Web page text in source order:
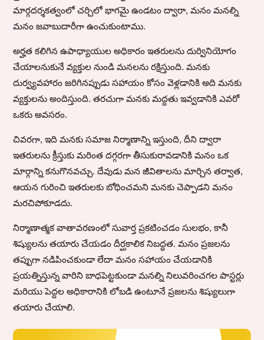
మార్గదర్శకత్వంలో చర్చిలో భాగమై ఉండటం ద్వారా, మనం మనల్ని
మనం జవాబుదారీగా ఉంచుకుంటాము.
అర్హత కలిగిన ఉపాధ్యాయుల అధికారం ఇతరులను దుర్వినియోగం
చేయాలనుకునే వ్యక్తుల నుండి మనలను రక్షిస్తుంది. మనకు
దుర్వ్యవహారం జరిగినప్పుడు సహాయం కోసం వెళ్లడానికి అది మనకు
వ్యక్తులను అందిస్తుంది. తరచుగా మనకు మద్దతు ఇవ్వడానికి ఎవరో
ఒకరు అవసరం.
చివరగా, ఇది మనకు సమాజ నిర్మాణాన్ని ఇస్తుంది, దీని ద్వారా
ఇతరులను క్రీస్తుకు మరింత దగ్గరగా తీసుకురావడానికి మనం ఒక
మార్గాన్ని కనుగొనవచ్చు. దేవుడు మన జీవితాలను మార్చిన తర్వాత,
ఆయన గురించి ఇతరులకు బోధించమని మనకు చెప్పాడని మనం
మరచిపోకూడదు.
నిర్మాణాత్మక వాతావరణంలో సువార్త ప్రకటించడం సులభం, కానీ
శిష్యులను తయారు చేయడం దీర్ఘకాలిక నిబద్ధత. మనం ప్రజలను
తప్పుగా నడిపించకుండా లేదా మనం సహాయం చేయడానికి
ప్రయత్నిస్తున్న వారిని బాధపెట్టకుండా మనల్ని నిలువరించగల పాస్టర్లు
మరియు పెద్దల అధికారానికి లోబడి ఉంటూనే ప్రజలను శిష్యులుగా
తయారు చేయాలి.